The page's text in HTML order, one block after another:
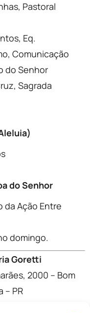
Pastoral
Eq.
Comunicação
do Senhor
Sagrada
do Senhor
da Ação Entre
domingo.
Goretti
2000 – Bom
– PR